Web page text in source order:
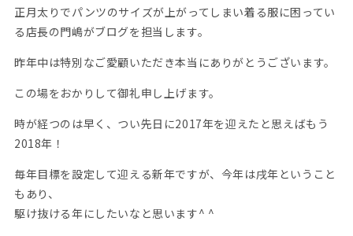
正月太りでパンツのサイズが上がってしまい着る服に困ってい
る店長の門嶋がブログを担当します。
昨年中は特別なご愛顧いただき本当にありがとうございます。
この場をおかりして御礼申し上げます。
時が経つのは早く、つい先日に2017年を迎えたと思えばもう
2018年！
毎年目標を設定して迎える新年ですが、今年は戌年ということ
もあり、
駆け抜ける年にしたいなと思います^ ^